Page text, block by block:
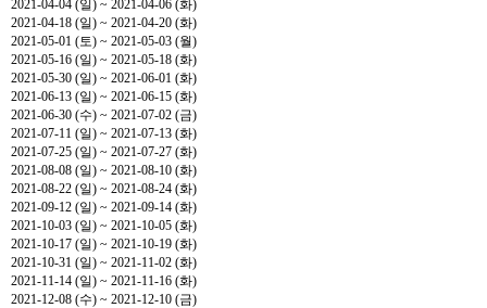
2021-04-04 (일) ~ 2021-04-06 (화)
2021-04-18 (일) ~ 2021-04-20 (화)
2021-05-01 (토) ~ 2021-05-03 (월)
2021-05-16 (일) ~ 2021-05-18 (화)
2021-05-30 (일) ~ 2021-06-01 (화)
2021-06-13 (일) ~ 2021-06-15 (화)
2021-06-30 (수) ~ 2021-07-02 (금)
2021-07-11 (일) ~ 2021-07-13 (화)
2021-07-25 (일) ~ 2021-07-27 (화)
2021-08-08 (일) ~ 2021-08-10 (화)
2021-08-22 (일) ~ 2021-08-24 (화)
2021-09-12 (일) ~ 2021-09-14 (화)
2021-10-03 (일) ~ 2021-10-05 (화)
2021-10-17 (일) ~ 2021-10-19 (화)
2021-10-31 (일) ~ 2021-11-02 (화)
2021-11-14 (일) ~ 2021-11-16 (화)
2021-12-08 (수) ~ 2021-12-10 (금)